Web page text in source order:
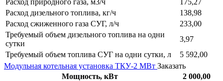
Расход природного газа, м3/ч
175,27
Расход дизельного топлива, кг/ч
138,98
Расход сжиженного газа СУГ, л/ч
233,00
Требуемый объем дизельного топлива на одни
сутки
3,97
Требуемый объем топлива СУГ на одни сутки, л
5 592,00
Модульная котельная установка ТКУ-2 МВт Заказать
Мощность, кВт
2 000,00